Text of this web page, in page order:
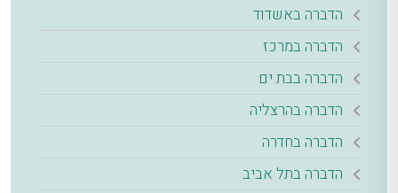
הדברה באשדוד
הדברה במרכז
הדברה בבת ים
הדברה בהרצליה
הדברה בחדרה
הדברה בתל אביב